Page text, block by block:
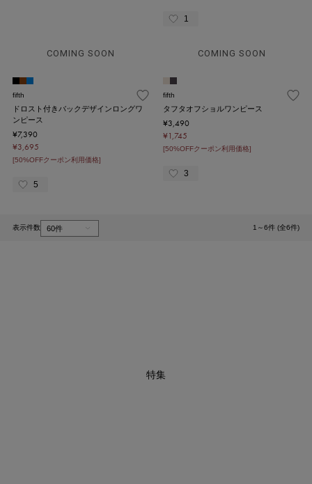
1
COMING SOON
fifth
ドロスト付きバックデザインロングワ
ンピース
¥7,390
¥3,695
[50%OFFクーポン利用価格]
5
COMING SOON
fifth
タフタオフショルワンピース
¥3,490
¥1,745
[50%OFFクーポン利用価格]
3
表示件数 1～6件 (全6件)
特集